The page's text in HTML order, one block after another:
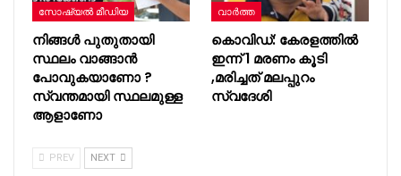
സോഷ്യൽ മീഡിയ
നിങ്ങൾ പുതുതായി
സ്ഥലം വാങ്ങാൻ
പോവുകയാണോ ?
സ്വന്തമായി സ്ഥലമുള്ള
ആളാണോ
വാർത്ത
കൊവിഡ്: കേരളത്തിൽ
ഇന്ന് 1 മരണം കൂടി
,മരിച്ചത് മലപ്പുറം
സ്വദേശി
PREV NEXT